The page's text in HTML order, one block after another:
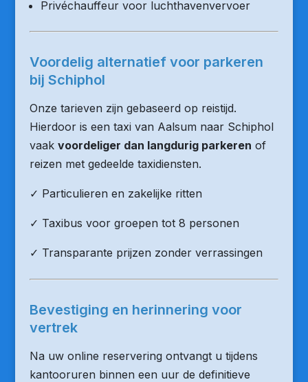
Privéchauffeur voor luchthavenvervoer
Voordelig alternatief voor parkeren
bij Schiphol
Onze tarieven zijn gebaseerd op reistijd.
Hierdoor is een taxi van Aalsum naar Schiphol
vaak voordeliger dan langdurig parkeren of
reizen met gedeelde taxidiensten.
✓ Particulieren en zakelijke ritten
✓ Taxibus voor groepen tot 8 personen
✓ Transparante prijzen zonder verrassingen
Bevestiging en herinnering voor
vertrek
Na uw online reservering ontvangt u tijdens
kantooruren binnen een uur de definitieve